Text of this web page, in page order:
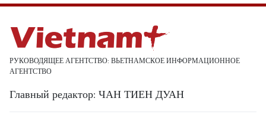
РУКОВОДЯЩЕЕ АГЕНТСТВО: ВЬЕТНАМСКОЕ ИНФОРМАЦИОННОЕ
АГЕНТСТВО
Главный редактор: ЧАН ТИЕН ДУАН